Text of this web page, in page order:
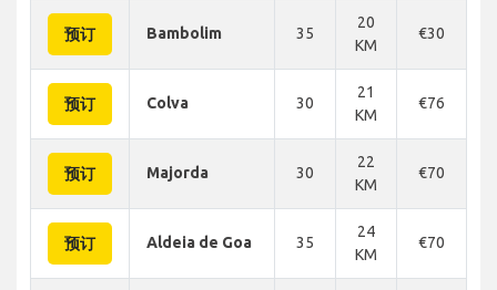
预订 Bambolim 35
20
KM
€30
预订 Colva 30
21
KM
€76
预订 Majorda 30
22
KM
€70
预订 Aldeia de Goa 35
24
KM
€70